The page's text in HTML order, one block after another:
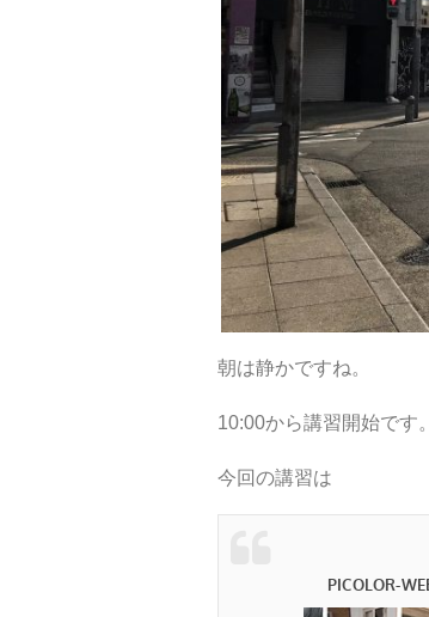
朝は静かですね。
10:00から講習開始です。
今回の講習は